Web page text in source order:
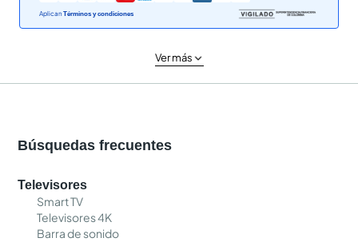
Aplican Términos y condiciones
Ver más
Búsquedas frecuentes
Televisores
Smart TV
Televisores 4K
Barra de sonido